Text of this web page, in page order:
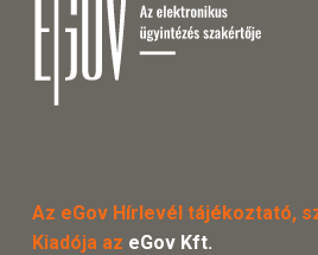
Az eGov Hírlevél tájékoztató,
Kiadója az eGov Kft.